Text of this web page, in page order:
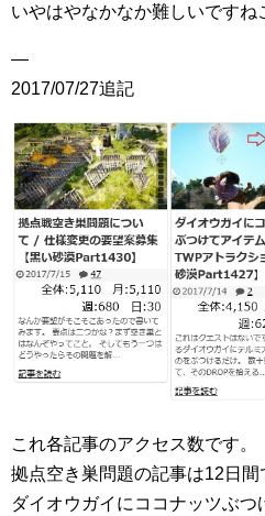
いやはやなかなか難しいですね
—
2017/07/27追記
これ各記事のアクセス数です。
拠点空き巣問題の記事は12日間
ダイオウガイにココナッツぶ